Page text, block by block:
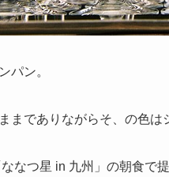
パン。
までありながらそ、の色は
なつ星 in 九州」の朝食で